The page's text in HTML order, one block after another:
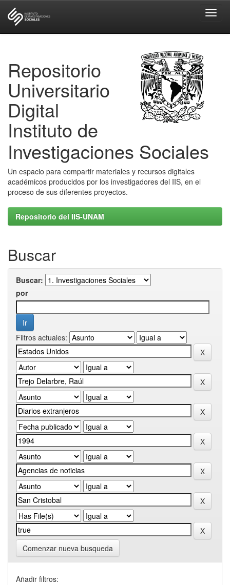
Repositorio
Universitario
Digital
Instituto de
Investigaciones Sociales
Un espacio para compartir materiales y recursos digitales
académicos producidos por los investigadores del IIS, en el
proceso de sus diferentes proyectos.
Repositorio del IIS-UNAM
Buscar
Buscar:
por
Filtros actuales:
Comenzar nueva busqueda
Añadir filtros: